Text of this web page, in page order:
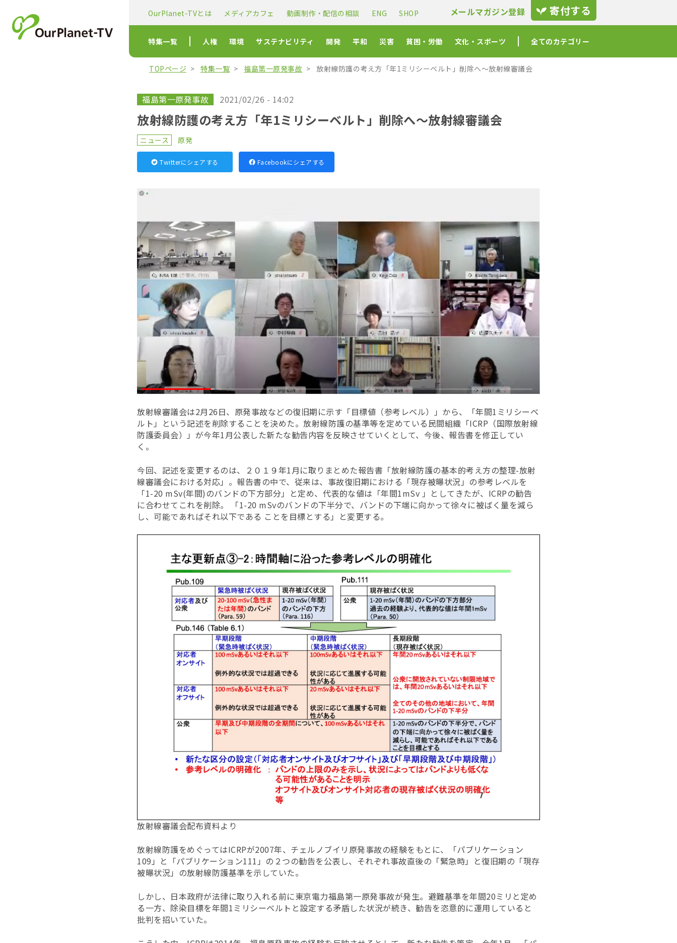
OurPlanet-TVとは メディアカフェ 動画制作・配信の相談 ENG SHOP メールマガジン登録 寄付する
特集一覧 人権 環境 サステナビリティ 開発 平和 災害 貧困・労働 文化・スポーツ 全てのカテゴリー
TOPページ 特集一覧 福島第一原発事故 放射線防護の考え方「年1ミリシーベルト」削除へ〜放射線審議会
福島第一原発事故 2021/02/26 - 14:02
放射線防護の考え方「年1ミリシーベルト」削除へ〜放射線審議会
ニュース 原発
Twitterにシェアする Facebookにシェアする
放射線審議会は2月26日、原発事故などの復旧期に示す「目標値（参考レベル）」から、「年間1ミリシーベ
ルト」という記述を削除することを決めた。放射線防護の基準等を定めている民間組織「ICRP（国際放射線
防護委員会）」が今年1月公表した新たな勧告内容を反映させていくとして、今後、報告書を修正してい
く。
今回、記述を変更するのは、２０１９年1月に取りまとめた報告書「放射線防護の基本的考え方の整理-放射
線審議会における対応」。報告書の中で、従来は、事故復旧期における「現存被曝状況」の参考レベルを
「1-20 mSv(年間)のバンドの下方部分」と定め、代表的な値は「年間1mSv 」としてきたが、ICRPの勧告
に合わせてこれを削除。 「1-20 mSvのバンドの下半分で、バンドの下端に向かって徐々に被ばく量を減ら
し、可能であればそれ以下である ことを目標とする」と変更する。
放射線審議会配布資料より
放射線防護をめぐってはICRPが2007年、チェルノブイリ原発事故の経験をもとに、「パブリケーション
109」と「パブリケーション111」の２つの勧告を公表し、それぞれ事故直後の「緊急時」と復旧期の「現存
被曝状況」の放射線防護基準を示していた。
しかし、日本政府が法律に取り入れる前に東京電力福島第一原発事故が発生。避難基準を年間20ミリと定め
る一方、除染目標を年間1ミリシーベルトと設定する矛盾した状況が続き、勧告を恣意的に運用していると
批判を招いていた。